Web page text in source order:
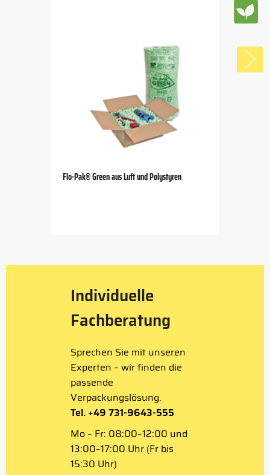
Flo-Pak® Green aus Luft und Polystyren
Individuelle
Fachberatung
Sprechen Sie mit unseren
Experten – wir finden die
passende
Verpackungslösung.
Tel. +49 731-9643-555
Mo – Fr: 08:00–12:00 und
13:00–17:00 Uhr (Fr bis
15:30 Uhr)